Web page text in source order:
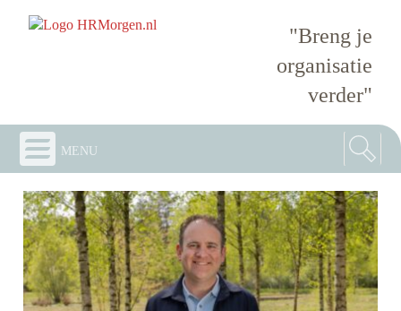
"Breng je
organisatie
verder"
menu